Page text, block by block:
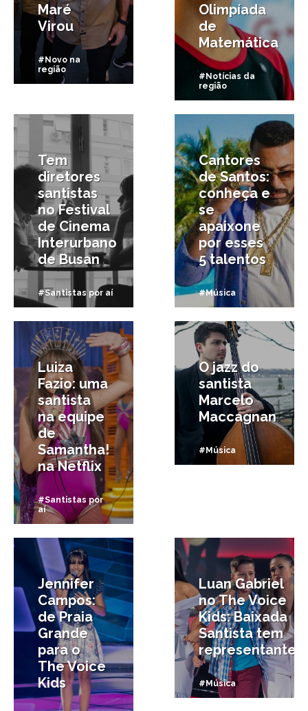
Maré
Virou
#Novo na
região
Olimpíada
de
Matemática
#Notícias da
região
Tem
diretores
santistas
no Festival
de Cinema
Interurbano
de Busan
#Santistas por aí
19/03/2019
Cantores
de Santos:
conheça e
se
apaixone
por esses
5 talentos
#Música
25/07/2018
Luiza
Fazio: uma
santista
na equipe
de
Samantha!
na Netflix
#Santistas por
aí
27/03/2018
O jazz do
santista
Marcelo
Maccagnan
#Música
29/01/2018
Jennifer
Campos:
de Praia
Grande
para o
The Voice
Kids
Luan Gabriel
no The Voice
Kids: Baixada
Santista tem
representante
#Música